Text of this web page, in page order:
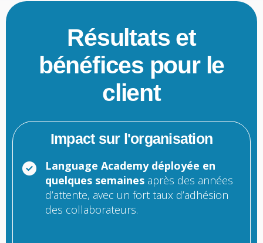
Résultats et
bénéfices pour le
client
Impact sur l'organisation
Language Academy déployée en
quelques semaines après des années
d’attente, avec un fort taux d’adhésion
des collaborateurs.